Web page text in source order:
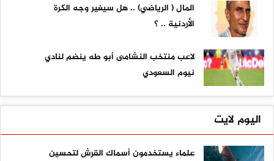
المال ( الرياضي) .. هل سيغير وجه الكرة
الأردنية .. ؟
لاعب منتخب النشامى أبو طه ينضم لنادي
نيوم السعودي
اليوم لايت
علماء يستخدمون أسماك القرش لتحسين